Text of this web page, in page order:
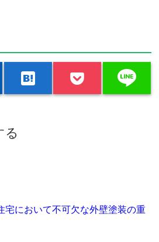
hatenabookmark line
る
宅において不可欠な外壁塗装の重